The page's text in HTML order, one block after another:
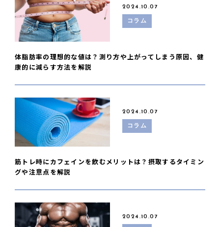
2024.10.07
コラム
体脂肪率の理想的な値は？測り方や上がってしまう原因、健
康的に減らす方法を解説
2024.10.07
コラム
筋トレ時にカフェインを飲むメリットは？摂取するタイミン
グや注意点を解説
2024.10.07